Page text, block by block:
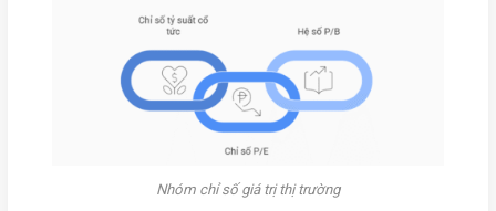
Nhóm chỉ số giá trị thị trường